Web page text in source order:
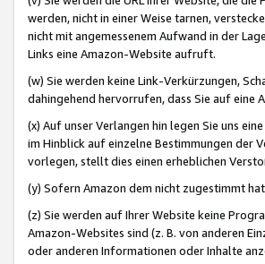
werden, nicht in einer Weise tarnen,
nicht mit angemessenem Aufwand in der
Links eine Amazon-Website aufruft.
(w) Sie werden keine Link-Verkürzungen,
dahingehend hervorrufen, dass Sie auf eine
(x) Auf unser Verlangen hin legen Sie uns
im Hinblick auf einzelne Bestimmungen der
vorlegen, stellt dies einen erheblichen
(y) Sofern Amazon dem nicht zugestimmt
(z) Sie werden auf Ihrer Website keine
Amazon-Websites sind (z. B. von anderen
oder anderen Informationen oder Inhalte